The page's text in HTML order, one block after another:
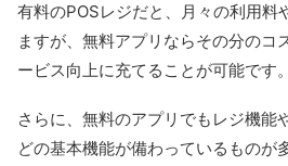
有料のPOSレジだと、月々の利用料
ますが、無料アプリならその分のコ
ービス向上に充てることが可能です。
さらに、無料のアプリでもレジ機能
どの基本機能が備わっているものが